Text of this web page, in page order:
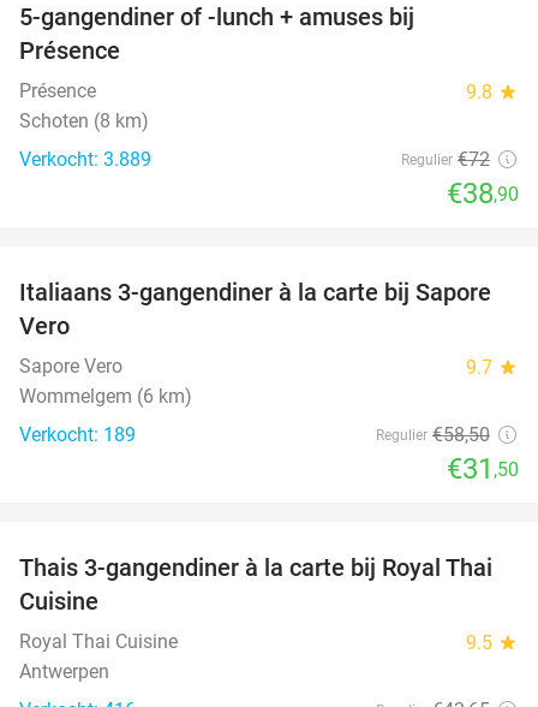
5-gangendiner of -lunch + amuses bij
Présence
Présence 9.8 star
Schoten (8 km)
Verkocht: 3.889
Regulier €72
€38,90
46%
Italiaans 3-gangendiner à la carte bij Sapore
Vero
Sapore Vero 9.7 star
Wommelgem (6 km)
Verkocht: 189
Regulier €58,50
€31 ,50
32%
Thais 3-gangendiner à la carte bij Royal Thai
Cuisine
Royal Thai Cuisine 9.5 star
Antwerpen